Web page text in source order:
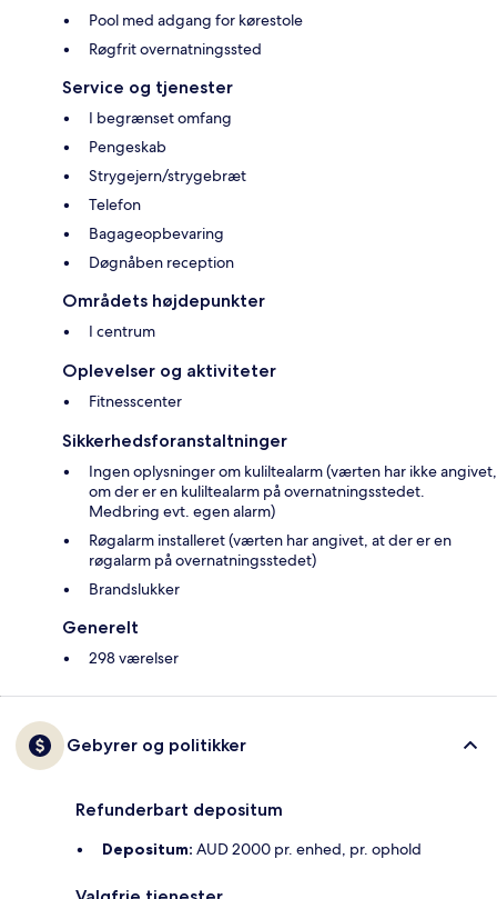
Pool med adgang for kørestole
Røgfrit overnatningssted
Service og tjenester
I begrænset omfang
Pengeskab
Strygejern/strygebræt
Telefon
Bagageopbevaring
Døgnåben reception
Områdets højdepunkter
I centrum
Oplevelser og aktiviteter
Fitnesscenter
Sikkerhedsforanstaltninger
Ingen oplysninger om kuliltealarm (værten har ikke angivet,
om der er en kuliltealarm på overnatningsstedet.
Medbring evt. egen alarm)
Røgalarm installeret (værten har angivet, at der er en
røgalarm på overnatningsstedet)
Brandslukker
Generelt
298 værelser
Gebyrer og politikker
Refunderbart depositum
Depositum: AUD 2000 pr. enhed, pr. ophold